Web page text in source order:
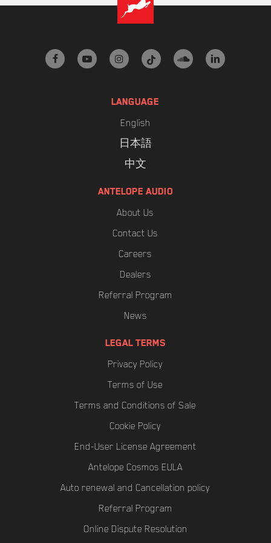
facebookyoutubeinstagramtiktok soundcloud
linkedin
LANGUAGE
English
日本語
中文
ANTELOPE AUDIO
About Us
Contact Us
Careers
Dealers
Referral Program
News
LEGAL TERMS
Privacy Policy
Terms of Use
Terms and Conditions of Sale
Cookie Policy
End-User License Agreement
Antelope Cosmos EULA
Auto renewal and Cancellation policy
Referral Program
Online Dispute Resolution